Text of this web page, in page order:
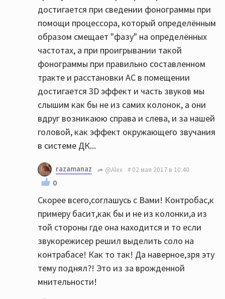
достигается при сведении фонограммы при
помощи процессора, который определённым
образом смещает "фазу" на определённых
частотах, а при проигрывании такой
фонограммы при правильно составленном
тракте и расстановки АС в помещении
достигается 3D эффект и часть звуков мы
слышим как бы не из самих колонок, а они
вдруг возникаюю справа и слева, и за нашей
головой, как эффект окружающего звучания
в системе ДК...
razamanaz @Alex 02 мая 2017 в 10:40
0
Скорее всего,соглашусь с Вами! Контробас,к
примеру басит,как бы и не из колонки,а из
той стороны где она находится и то если
звукорежисер решил выделить соло на
контрабасе! Как то так! Да наверное,зря эту
тему поднял?! Это из за врожденной
мнительности!